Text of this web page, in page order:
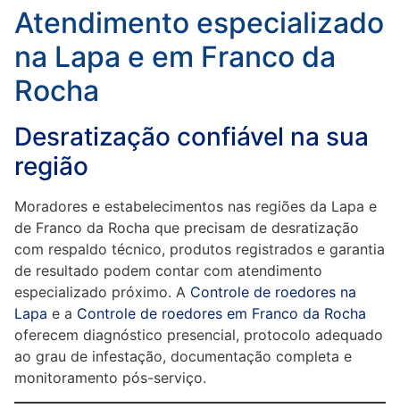
Atendimento especializado
na Lapa e em Franco da
Rocha
Desratização confiável na sua
região
Moradores e estabelecimentos nas regiões da Lapa e
de Franco da Rocha que precisam de desratização
com respaldo técnico, produtos registrados e garantia
de resultado podem contar com atendimento
especializado próximo. A Controle de roedores na
Lapa e a Controle de roedores em Franco da Rocha
oferecem diagnóstico presencial, protocolo adequado
ao grau de infestação, documentação completa e
monitoramento pós-serviço.